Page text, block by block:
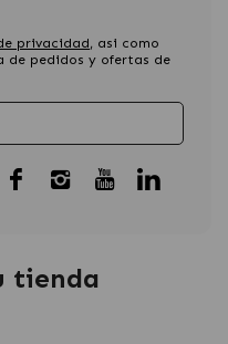
privacidad, asi como
de pedidos y ofertas de
tienda